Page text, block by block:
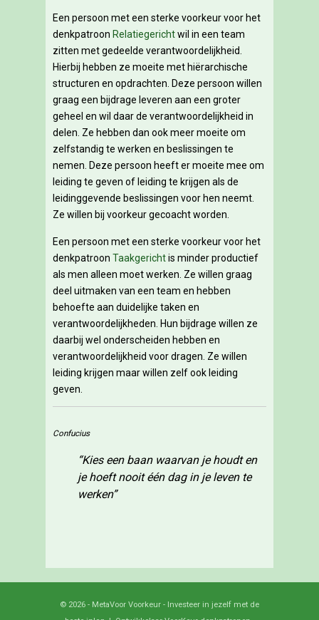
Een persoon met een sterke voorkeur voor het
denkpatroon Relatiegerichtwil in een team
zitten met gedeelde verantwoordelijkheid.
Hierbij hebben ze moeite met hiërarchische
structuren en opdrachten. Deze persoon willen
graag een bijdrage leveren aan een groter
geheel en wil daar de verantwoordelijkheid in
delen. Ze hebben dan ook meer moeite om
zelfstandig te werken en beslissingen te
nemen. Deze persoon heeft er moeite mee om
leiding te geven of leiding te krijgen als de
leidinggevende beslissingen voor hen neemt.
Ze willen bij voorkeur gecoacht worden.
Een persoon met een sterke voorkeur voor het
denkpatroon Taakgerichtis minder productief
als men alleen moet werken. Ze willen graag
deel uitmaken van een team en hebben
behoefte aan duidelijke taken en
verantwoordelijkheden. Hun bijdrage willen ze
daarbij wel onderscheiden hebben en
verantwoordelijkheid voor dragen. Ze willen
leiding krijgen maar willen zelf ook leiding
geven.
Confucius
“Kies een baan waarvan je houdt en
je hoeft nooit één dag in je leven te
werken”
© 2026 - MetaVoor Voorkeur - Investeer in jezelf met de